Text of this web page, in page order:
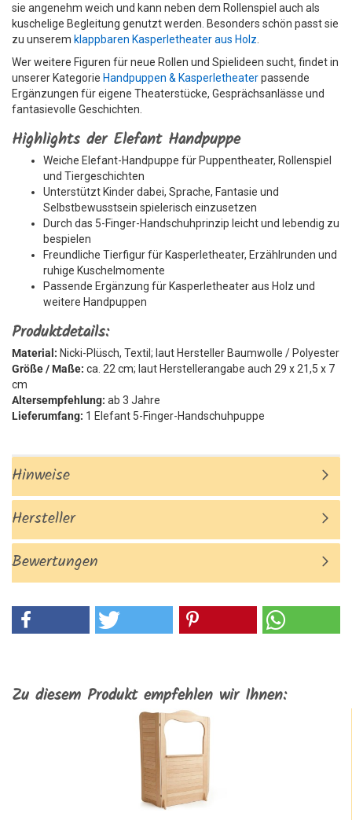
sie angenehm weich und kann neben dem Rollenspiel auch als
kuschelige Begleitung genutzt werden. Besonders schön passt sie
zu unserem klappbaren Kasperletheater aus Holz
Wer weitere Figuren für neue Rollen und Spielideen sucht, findet in
unserer Kategorie Handpuppen & Kasperletheaterpassende
Ergänzungen für eigene Theaterstücke, Gesprächsanlässe und
fantasievolle Geschichten.
Highlights der Elefant Handpuppe
Weiche Elefant-Handpuppe für Puppentheater, Rollenspiel
und Tiergeschichten
Unterstützt Kinder dabei, Sprache, Fantasie und
Selbstbewusstsein spielerisch einzusetzen
Durch das 5-Finger-Handschuhprinzip leicht und lebendig zu
bespielen
Freundliche Tierfigur für Kasperletheater, Erzählrunden und
ruhige Kuschelmomente
Passende Ergänzung für Kasperletheater aus Holz und
weitere Handpuppen
Produktdetails:
Material: Nicki-Plüsch, Textil; laut Hersteller Baumwolle / Polyester
Größe / Maße: ca. 22 cm; laut Herstellerangabe auch 29 x 21,5 x 7
cm
Altersempfehlung: ab 3 Jahre
Lieferumfang: 1 Elefant 5-Finger-Handschuhpuppe
Hinweise
Hersteller
Bewertungen
Zu diesem Produkt empfehlen wir Ihnen: